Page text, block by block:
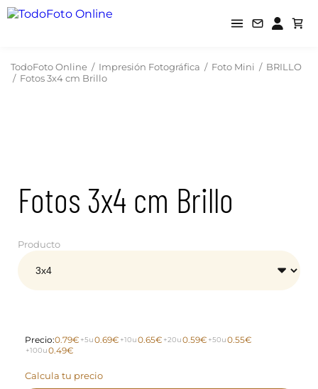
TodoFoto Online / Impresión Fotográfica / Foto Mini / BRILLO
/ Fotos 3x4 cm Brillo
Fotos 3x4 cm Brillo
Producto
Precio:0.79€ +5u0.69€ +10u0.65€ +20u0.59€ +50u0.55€
+100u0.49€
Calcula tu precio